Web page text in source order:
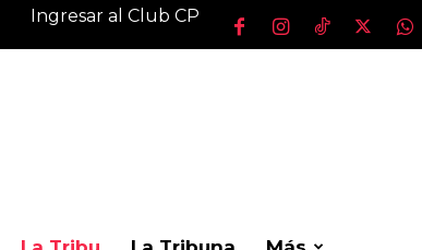
Ingresar al Club CP